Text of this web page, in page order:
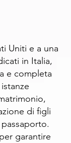
Uniti e a una
in Italia,
e completa
di figli
garantire